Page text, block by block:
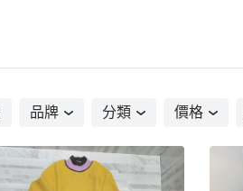
品牌 分類 價格